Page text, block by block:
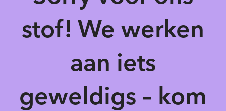
stof! We werken
aan iets
geweldigs – kom